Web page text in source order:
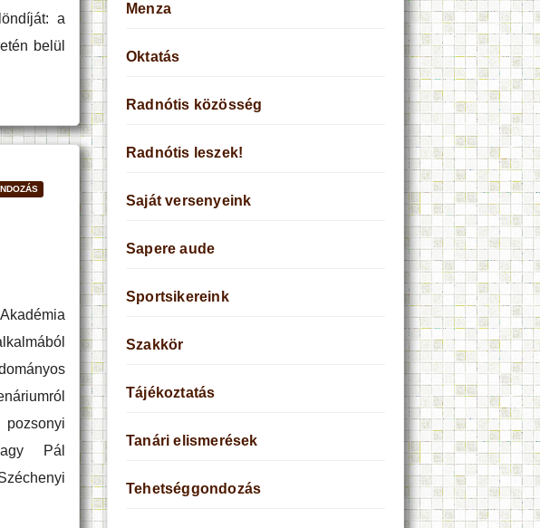
a
belül
Pál
Menza
Oktatás
Radnótis közösség
Radnótis leszek!
Saját versenyeink
Sapere aude
Sportsikereink
Szakkör
Tájékoztatás
Tanári elismerések
Tehetséggondozás